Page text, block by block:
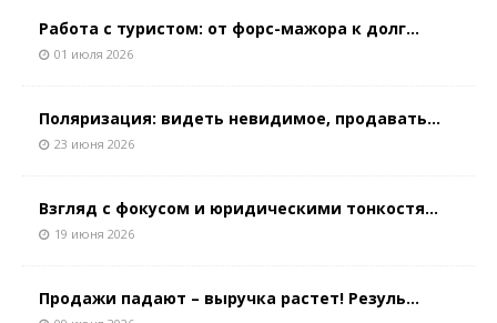
Работа с туристом: от форс-мажора к долг...
01 июля 2026
Поляризация: видеть невидимое, продавать...
23 июня 2026
Взгляд с фокусом и юридическими тонкостя...
19 июня 2026
Продажи падают – выручка растет! Резуль...